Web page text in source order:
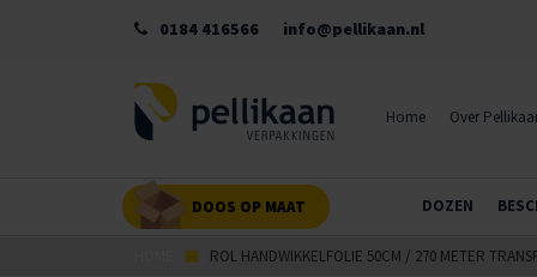
0184 416566 info@pellikaan.nl
Home Over
DOZEN
DOOS OP MAAT
ROL HANDWIKKELFOLIE 50CM / 270 METER